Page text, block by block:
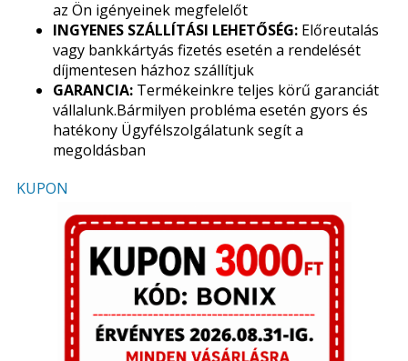
az Ön igényeinek megfelelőt
INGYENES SZÁLLÍTÁSI LEHETŐSÉG: Előreutalás
vagy bankkártyás fizetés esetén a rendelését
díjmentesen házhoz szállítjuk
GARANCIA: Termékeinkre teljes körű garanciát
vállalunk.Bármilyen probléma esetén gyors és
hatékony Ügyfélszolgálatunk segít a
megoldásban
KUPON